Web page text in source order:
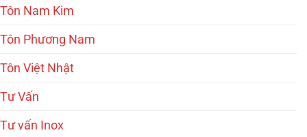
Tôn Nam Kim
Tôn Phương Nam
Tôn Việt Nhật
Tư Vấn
Tư vấn Inox